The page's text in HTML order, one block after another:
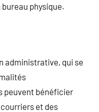
physique.
administrative, qui se
peuvent bénéficier
courriers et des